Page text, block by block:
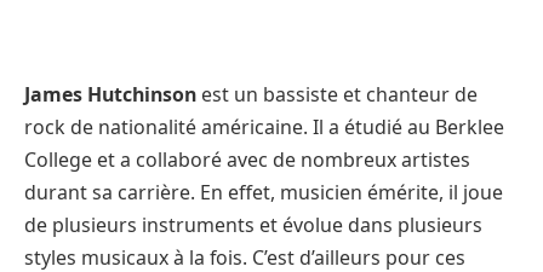
James Hutchinson est un bassiste et chanteur de
rock de nationalité américaine. Il a étudié au Berklee
College et a collaboré avec de nombreux artistes
durant sa carrière. En effet, musicien émérite, il joue
de plusieurs instruments et évolue dans plusieurs
styles musicaux à la fois. C’est d’ailleurs pour ces